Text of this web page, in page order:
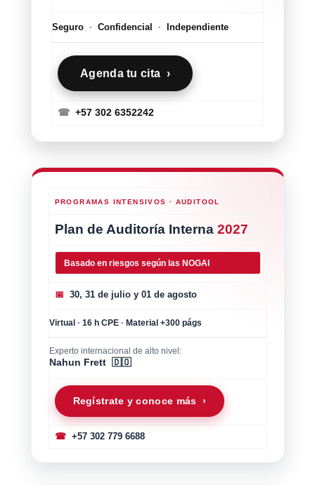
Seguro · Confidencial · Independiente
Agenda tu cita ›
☎ +57 302 6352242
PROGRAMAS INTENSIVOS · AUDITOOL
Plan de Auditoría Interna 2027
Basado en riesgos según las NOGAI
📅 30, 31 de julio y 01 de agosto
Virtual · 16 h CPE · Material +300 págs
Experto internacional de alto nivel:
Nahun Frett 🇩🇴
Regístrate y conoce más ›
☎+57 302 779 6688